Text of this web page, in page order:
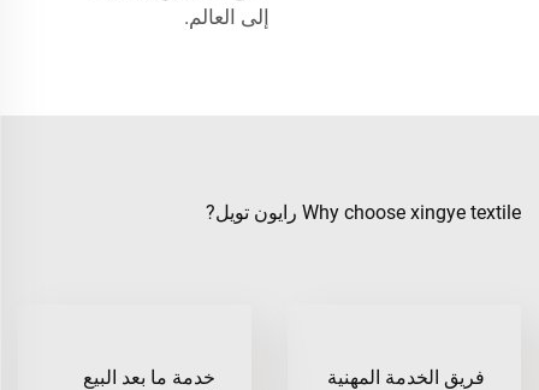
إلى العالم.
Why choose xingye textile رايون تويل?
فريق الخدمة المهنية
خدمة ما بعد البيع